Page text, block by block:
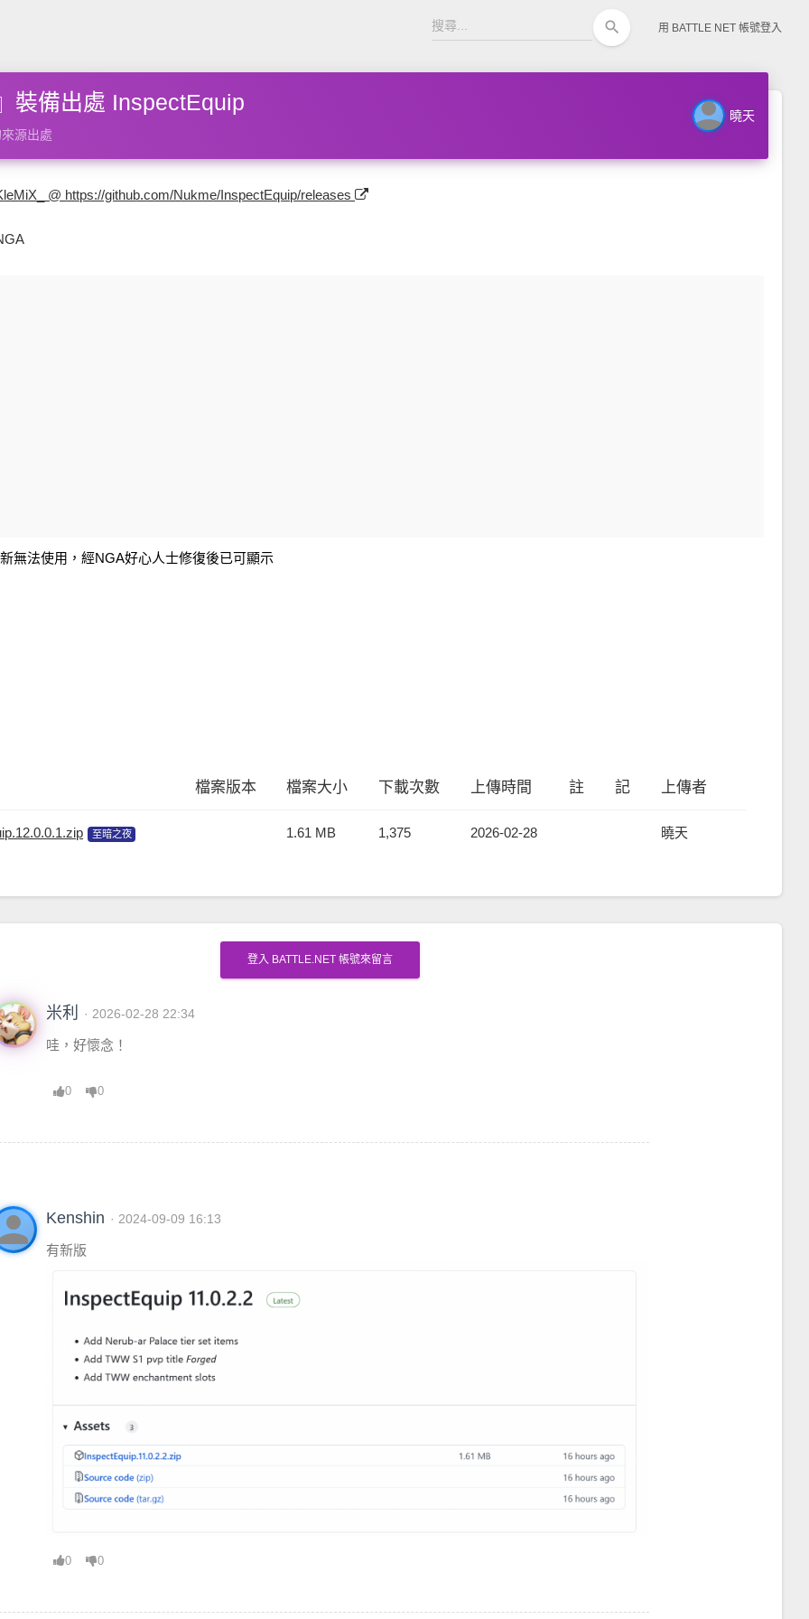
search 用 BATTLE NET 帳號登入
裝備出處 InspectEquip
源出處 person 曉天
@ https://github.com/Nukme/InspectEquip/releases
無法使用，經NGA好心人士修復後已可顯示
檔案版本 檔案大小 下載次數 上傳時間 註 記 上傳者
至暗之夜 1.61 MB 1,375 2026-02-28 曉天
登入 BATTLE.NET 帳號來留言
米利 · 2026-02-28 22:34
哇，好懷念！
0 0
Kenshin · 2024-09-09 16:13
有新版
0 0